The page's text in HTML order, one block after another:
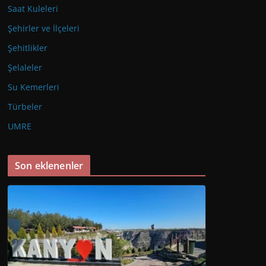
Saat Kuleleri
Şehirler ve İlçeleri
Şehitlikler
Şelaleler
Su Kemerleri
Türbeler
UMRE
Son eklenenler